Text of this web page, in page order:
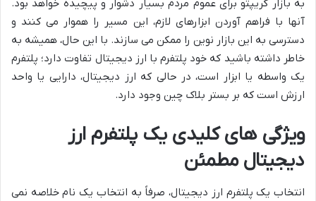
به بازار کریپتو برای عموم مردم بسیار دشوار و پیچیده خواهد بود.
آنها با فراهم آوردن ابزارهای لازم، این مسیر را هموار می کنند و
دسترسی به این بازار نوین را ممکن می سازند. با این حال، همیشه به
خاطر داشته باشید که خود پلتفرم با ارز دیجیتال تفاوت دارد؛ پلتفرم
یک واسطه یا ابزار است، در حالی که ارز دیجیتال، دارایی یا واحد
ارزش است که بر بستر بلاک چین وجود دارد.
ویژگی های کلیدی یک پلتفرم ارز
دیجیتال مطمئن
انتخاب یک پلتفرم ارز دیجیتال، صرفاً به انتخاب یک نام خلاصه نمی